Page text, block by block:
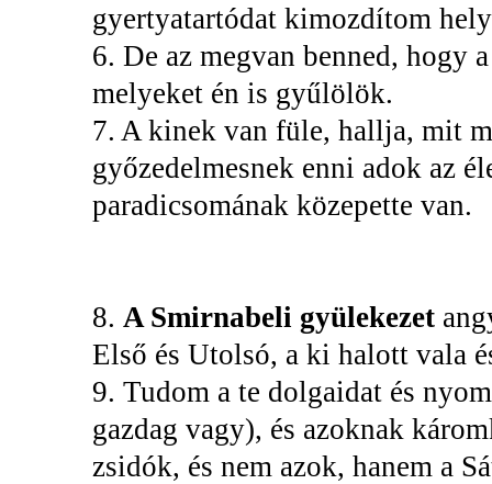
gyertyatartódat kimozdítom
6. De az megvan benned, hogy
melyeket én is gyűlölök.
7. A kinek van füle, hallja, mit
győzedelmesnek enni adok az
paradicsomának közepette van.
8. A Smirnabeli gyülekezet
Első és Utolsó, a ki halott vala
9. Tudom a te dolgaidat és
gazdag vagy), és azoknak
zsidók, és nem azok, hanem a